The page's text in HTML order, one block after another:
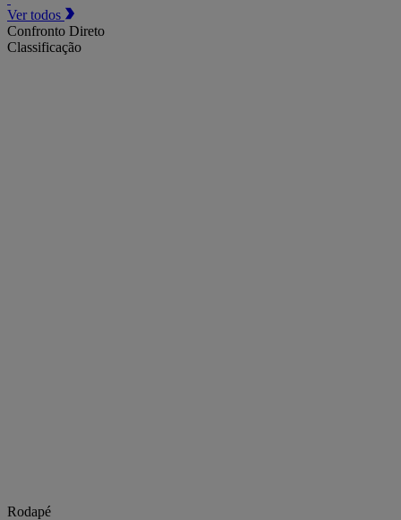
Ver todos
Confronto Direto
Classificação
Rodapé